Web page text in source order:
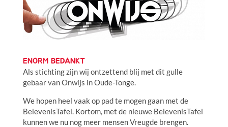
ENORM BEDANKT
Als stichting zijn wij ontzettend blij met dit gulle
gebaar van Onwijs in Oude-Tonge.
We hopen heel vaak op pad te mogen gaan met de
BelevenisTafel. Kortom, met de nieuwe BelevenisTafel
kunnen we nu nog meer mensen Vreugde brengen.